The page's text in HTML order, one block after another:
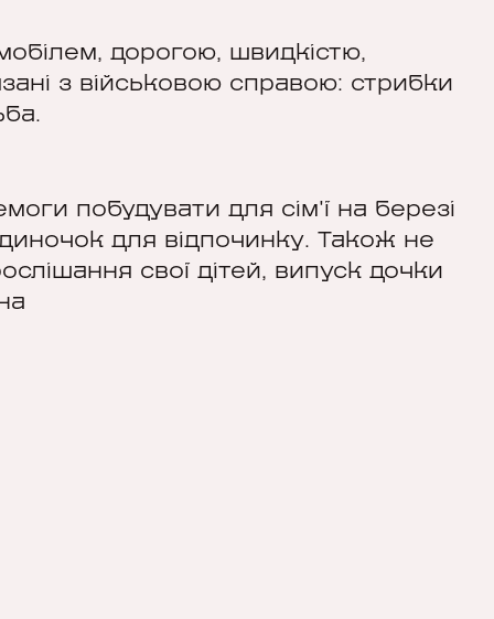
дорогою, швидкістю,
з військовою справою: стрибки
побудувати для сім'ї на березі
для відпочинку. Також не
свої дітей, випуск дочки